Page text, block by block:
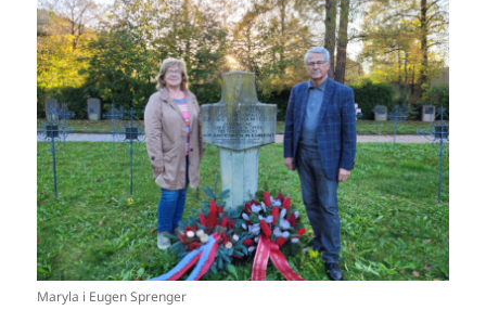
Maryla i Eugen Sprenger